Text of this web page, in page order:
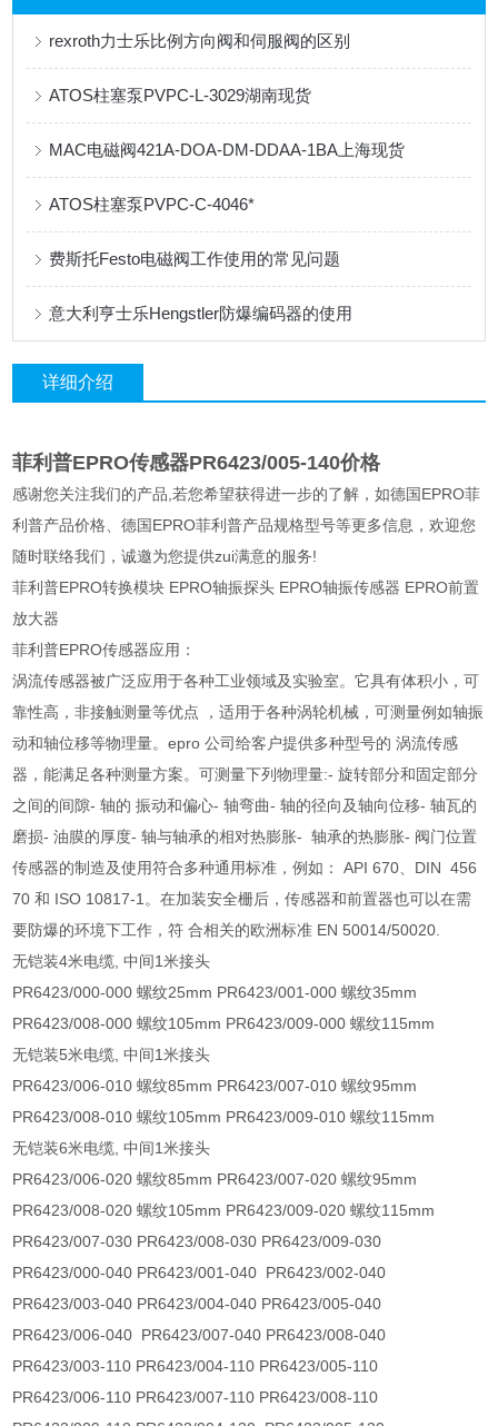
rexroth力士乐比例方向阀和伺服阀的区别
ATOS柱塞泵PVPC-L-3029湖南现货
MAC电磁阀421A-DOA-DM-DDAA-1BA上海现货
ATOS柱塞泵PVPC-C-4046*
费斯托Festo电磁阀工作使用的常见问题
意大利亨士乐Hengstler防爆编码器的使用
详细介绍
菲利普EPRO传感器PR6423/005-140价格
感谢您关注我们的产品,若您希望获得进一步的了解，如德国EPRO菲
利普产品价格、德国EPRO菲利普产品规格型号等更多信息，欢迎您
随时联络我们，诚邀为您提供zui满意的服务!
菲利普EPRO转换模块 EPRO轴振探头 EPRO轴振传感器 EPRO前置
放大器
菲利普EPRO传感器应用：
涡流传感器被广泛应用于各种工业领域及实验室。它具有体积小，可
靠性高，非接触测量等优点 ，适用于各种涡轮机械，可测量例如轴振
动和轴位移等物理量。epro 公司给客户提供多种型号的 涡流传感
器，能满足各种测量方案。可测量下列物理量:- 旋转部分和固定部分
之间的间隙- 轴的 振动和偏心- 轴弯曲- 轴的径向及轴向位移- 轴瓦的
磨损- 油膜的厚度- 轴与轴承的相对热膨胀- 轴承的热膨胀- 阀门位置
传感器的制造及使用符合多种通用标准，例如： API 670、DIN 456
70 和 ISO 10817-1。在加装安全栅后，传感器和前置器也可以在需
要防爆的环境下工作，符 合相关的欧洲标准 EN 50014/50020.
无铠装4米电缆, 中间1米接头
PR6423/000-000 螺纹25mm PR6423/001-000 螺纹35mm
PR6423/008-000 螺纹105mm PR6423/009-000 螺纹115mm
无铠装5米电缆, 中间1米接头
PR6423/006-010 螺纹85mm PR6423/007-010 螺纹95mm
PR6423/008-010 螺纹105mm PR6423/009-010 螺纹115mm
无铠装6米电缆, 中间1米接头
PR6423/006-020 螺纹85mm PR6423/007-020 螺纹95mm
PR6423/008-020 螺纹105mm PR6423/009-020 螺纹115mm
PR6423/007-030 PR6423/008-030 PR6423/009-030
PR6423/000-040 PR6423/001-040 PR6423/002-040
PR6423/003-040 PR6423/004-040 PR6423/005-040
PR6423/006-040 PR6423/007-040 PR6423/008-040
PR6423/003-110 PR6423/004-110 PR6423/005-110
PR6423/006-110 PR6423/007-110 PR6423/008-110